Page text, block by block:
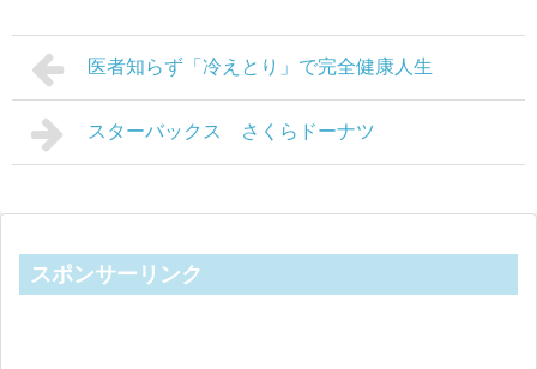
医者知らず「冷えとり」で完全健康人生
スターバックス さくらドーナツ
スポンサーリンク